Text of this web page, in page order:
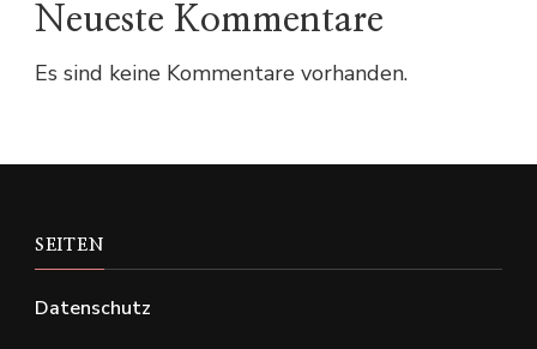
Neueste Kommentare
Es sind keine Kommentare vorhanden.
SEITEN
Datenschutz